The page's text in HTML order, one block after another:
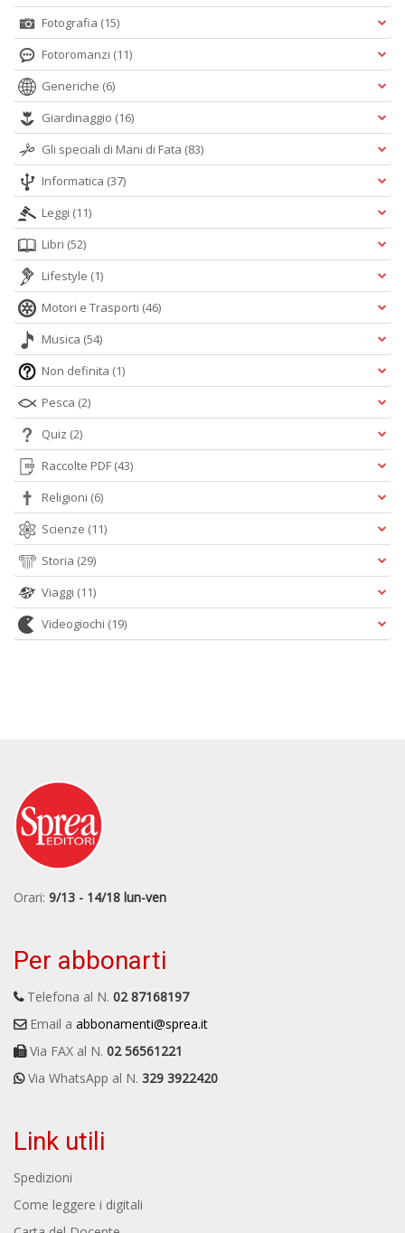
Fotografia (15)
Fotoromanzi (11)
Generiche (6)
Giardinaggio (16)
Gli speciali di Mani di Fata (83)
Informatica (37)
Leggi (11)
Libri (52)
Lifestyle (1)
Motori e Trasporti (46)
Musica (54)
Non definita (1)
Pesca (2)
Quiz (2)
Raccolte PDF (43)
Religioni (6)
Scienze (11)
Storia (29)
Viaggi (11)
Videogiochi (19)
Orari: 9/13 - 14/18 lun-ven
Per abbonarti
Telefona al N. 02 87168197
Email a abbonamenti@sprea.it
Via FAX al N. 02 56561221
Via WhatsApp al N. 329 3922420
Link utili
Spedizioni
Come leggere i digitali